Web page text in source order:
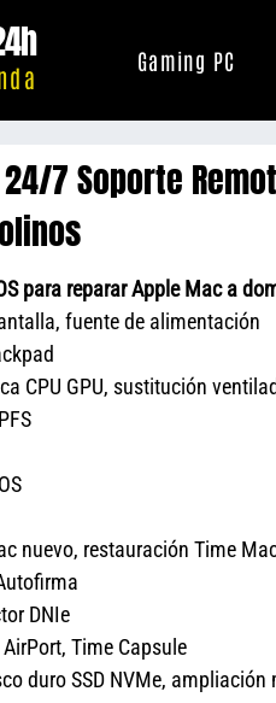
Gaming PC
7 Soporte
para reparar Apple Mac a
fuente de alimentación
CPU GPU, sustitución
nuevo, restauración Time
DNIe
Time Capsule
duro SSD NVMe, ampliación